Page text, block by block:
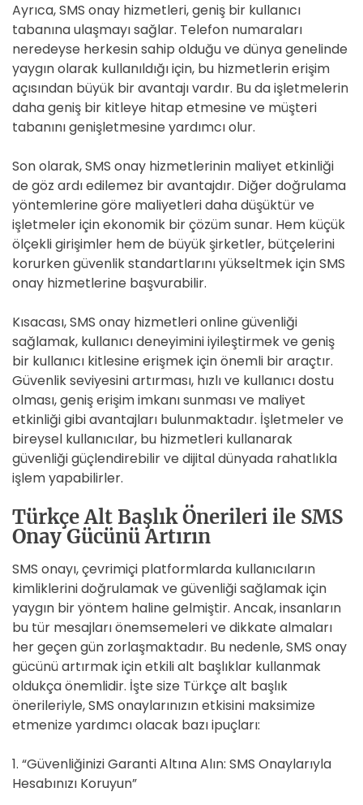
Ayrıca, SMS onay hizmetleri, geniş bir kullanıcı
tabanına ulaşmayı sağlar. Telefon numaraları
neredeyse herkesin sahip olduğu ve dünya genelinde
yaygın olarak kullanıldığı için, bu hizmetlerin erişim
açısından büyük bir avantajı vardır. Bu da işletmelerin
daha geniş bir kitleye hitap etmesine ve müşteri
tabanını genişletmesine yardımcı olur.
Son olarak, SMS onay hizmetlerinin maliyet etkinliği
de göz ardı edilemez bir avantajdır. Diğer doğrulama
yöntemlerine göre maliyetleri daha düşüktür ve
işletmeler için ekonomik bir çözüm sunar. Hem küçük
ölçekli girişimler hem de büyük şirketler, bütçelerini
korurken güvenlik standartlarını yükseltmek için SMS
onay hizmetlerine başvurabilir.
Kısacası, SMS onay hizmetleri online güvenliği
sağlamak, kullanıcı deneyimini iyileştirmek ve geniş
bir kullanıcı kitlesine erişmek için önemli bir araçtır.
Güvenlik seviyesini artırması, hızlı ve kullanıcı dostu
olması, geniş erişim imkanı sunması ve maliyet
etkinliği gibi avantajları bulunmaktadır. İşletmeler ve
bireysel kullanıcılar, bu hizmetleri kullanarak
güvenliği güçlendirebilir ve dijital dünyada rahatlıkla
işlem yapabilirler.
Türkçe Alt Başlık Önerileri ile SMS
Onay Gücünü Artırın
SMS onayı, çevrimiçi platformlarda kullanıcıların
kimliklerini doğrulamak ve güvenliği sağlamak için
yaygın bir yöntem haline gelmiştir. Ancak, insanların
bu tür mesajları önemsemeleri ve dikkate almaları
her geçen gün zorlaşmaktadır. Bu nedenle, SMS onay
gücünü artırmak için etkili alt başlıklar kullanmak
oldukça önemlidir. İşte size Türkçe alt başlık
önerileriyle, SMS onaylarınızın etkisini maksimize
etmenize yardımcı olacak bazı ipuçları:
1. “Güvenliğinizi Garanti Altına Alın: SMS Onaylarıyla
Hesabınızı Koruyun”